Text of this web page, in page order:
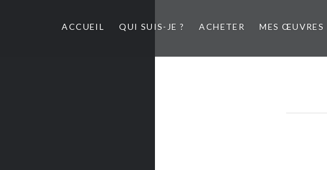
ACCUEIL QUI SUIS-JE ? ACHETER MES ŒUVRES